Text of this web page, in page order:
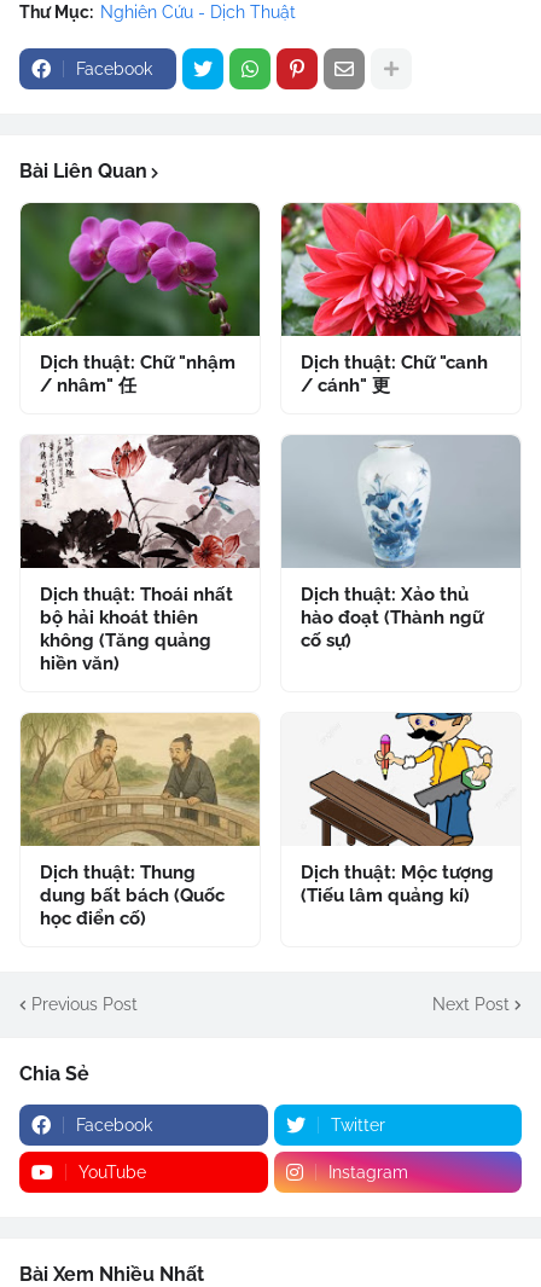
Thư Mục: Nghiên Cứu - Dịch Thuật
Facebook
Bài Liên Quan
Dịch thuật: Chữ "nhậm
/ nhâm" 任
Dịch thuật: Chữ "canh
/ cánh" 更
Dịch thuật: Thoái nhất
bộ hải khoát thiên
không (Tăng quảng
hiền văn)
Dịch thuật: Xảo thủ
hào đoạt (Thành ngữ
cố sự)
Dịch thuật: Thung
dung bất bách (Quốc
học điển cố)
Dịch thuật: Mộc tượng
(Tiếu lâm quảng kí)
Previous Post Next Post
Chia Sẻ
Facebook Twitter
YouTube Instagram
Bài Xem Nhiều Nhất